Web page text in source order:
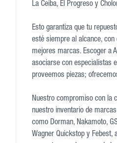
La Ceiba, El Progreso y
Esto garantiza que tu
esté siempre al alcance, con
mejores marcas. Escoger a
asociarse con especialistas
proveemos piezas;
Nuestro compromiso con la
nuestro inventario de
como Dorman, Nakamoto,
Wagner Quickstop y Febest,